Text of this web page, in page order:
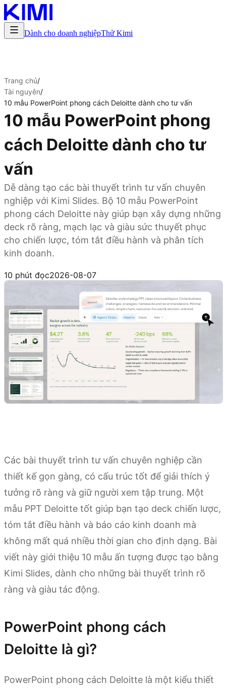
Dành cho doanh nghiệpThử Kimi
Trang chủ/
Tài nguyên/
10 mẫu PowerPoint phong cách Deloitte dành cho tư vấn
10 mẫu PowerPoint phong
cách Deloitte dành cho tư
vấn
Dễ dàng tạo các bài thuyết trình tư vấn chuyên
nghiệp với Kimi Slides. Bộ 10 mẫu PowerPoint
phong cách Deloitte này giúp bạn xây dựng những
deck rõ ràng, mạch lạc và giàu sức thuyết phục
cho chiến lược, tóm tắt điều hành và phân tích
kinh doanh.
10 phút đọc2026-08-07
Các bài thuyết trình tư vấn chuyên nghiệp cần
thiết kế gọn gàng, có cấu trúc tốt để giải thích ý
tưởng rõ ràng và giữ người xem tập trung. Một
mẫu PPT Deloitte tốt giúp bạn tạo deck chiến lược,
tóm tắt điều hành và báo cáo kinh doanh mà
không mất quá nhiều thời gian cho định dạng. Bài
viết này giới thiệu 10 mẫu ấn tượng được tạo bằng
Kimi Slides, dành cho những bài thuyết trình rõ
ràng và giàu tác động.
PowerPoint phong cách
Deloitte là gì?
PowerPoint phong cách Deloitte là một kiểu thiết